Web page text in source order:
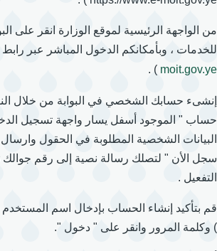
من الواجهة الرئيسية لموقع الوزارة انقر على
للخدمات ، وبأمكانكم الدخول المباشر عبر رابط
moit.gov.ye
) .
إنشىء حسابك الشخصي في البوابة من خلال
حساب " الموجود أسفل يسار واجهة تسجيل
البيانات الشخصية المطلوبة في الحقول
سجل الأن " لتصلك رسالة نصية إلى رقم
التفعيل .
قم بتأكيد إنشاء الحساب بإدخال اسم المستخدم
) وكلمة المرور وانقر على " دخول ".